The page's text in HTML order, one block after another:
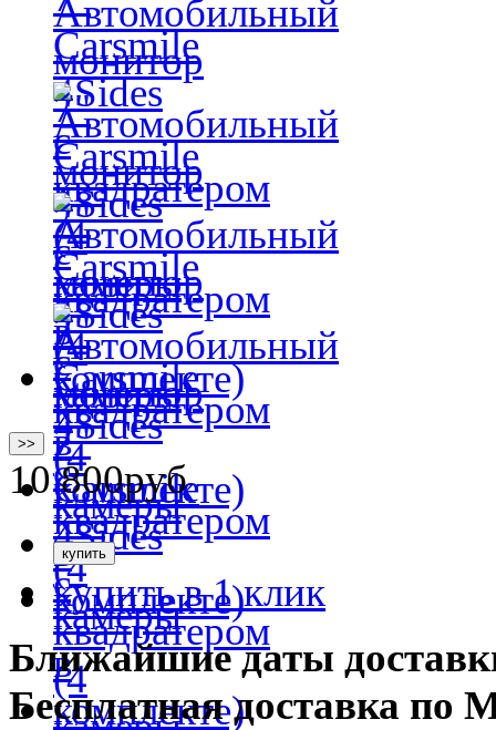
>>
10 800руб
купить в 1 клик
Ближайшие даты
Бесплатная доставка по